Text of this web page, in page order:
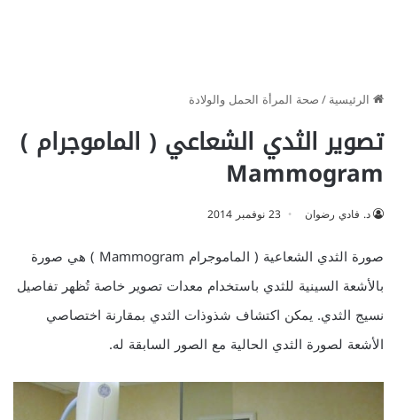
الرئيسية/صحة المرأة الحمل والولادة
تصوير الثدي الشعاعي ( الماموجرام )
Mammogram
د. فادي رضوان 23 نوفمبر 2014
صورة الثدي الشعاعية ( الماموجرام Mammogram ) هي صورة
بالأشعة السينية للثدي باستخدام معدات تصوير خاصة تُظهر تفاصيل
نسيج الثدي. يمكن اكتشاف شذوذات الثدي بمقارنة اختصاصي
الأشعة لصورة الثدي الحالية مع الصور السابقة له.